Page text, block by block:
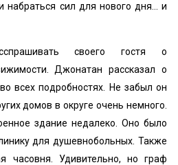
набраться сил для нового дня… и
своего гостя о
Джонатан рассказал о
всех подробностях. Не забыл он
домов в округе очень немного.
здание недалеко. Оно было
для душевнобольных. Также
часовня. Удивительно, но граф